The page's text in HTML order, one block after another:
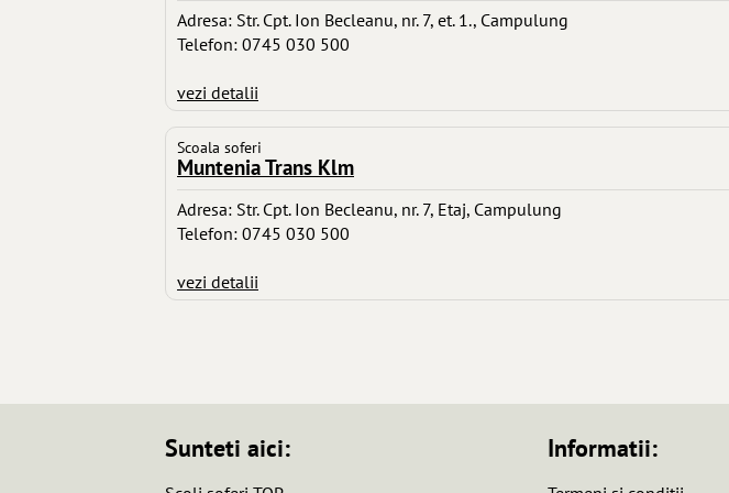
Adresa: Str. Cpt. Ion Becleanu, nr. 7, et. 1., Campulung
Telefon: 0745 030 500
vezi detalii
Scoala soferi
Muntenia Trans Klm
Adresa: Str. Cpt. Ion Becleanu, nr. 7, Etaj, Campulung
Telefon: 0745 030 500
vezi detalii
Sunteti aici: Informatii: